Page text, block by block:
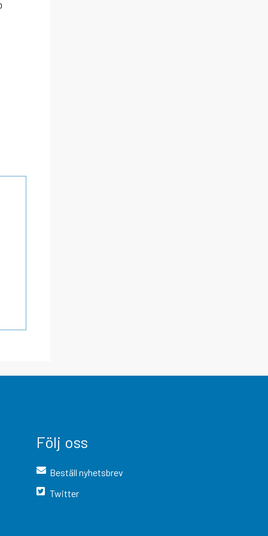
Följ oss
Beställ nyhetsbrev
Twitter